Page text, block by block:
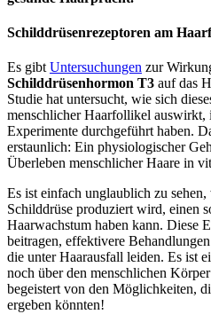
Schilddrüsenrezeptoren am
Es gibt Untersuchungen zur
Schilddrüsenhormon T3 auf das
Studie hat untersucht, wie sich
menschlicher Haarfollikel
Experimente durchgeführt haben.
erstaunlich: Ein physiologischer
Überleben menschlicher Haare in
Es ist einfach unglaublich zu
Schilddrüse produziert wird, einen
Haarwachstum haben kann. Diese
beitragen, effektivere
die unter Haarausfall leiden. Es ist
noch über den menschlichen
begeistert von den Möglichkeiten,
ergeben könnten!